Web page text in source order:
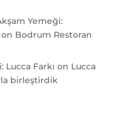
Yemeği:
on Bodrum Restoran
Lucca Farkı on Lucca
birleştirdik